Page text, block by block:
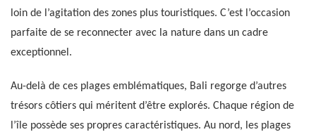
loin de l’agitation des zones plus touristiques. C’est l’occasion
parfaite de se reconnecter avec la nature dans un cadre
exceptionnel.
Au-delà de ces plages emblématiques, Bali regorge d’autres
trésors côtiers qui méritent d’être explorés. Chaque région de
l’île possède ses propres caractéristiques. Au nord, les plages